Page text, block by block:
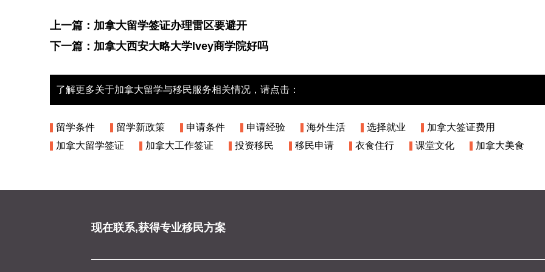
上一篇： 加拿大留学签证办理雷区要避开
下一篇： 加拿大西安大略大学lvey商学院好吗
了解更多关于加拿大留学与移民服务相关情况，请点击：
留学条件 留学新政策 申请条件 申请经验 海外生活 选择就业
加拿大签证费用
加拿大留学签证
加拿大工作签证 投资移民 移民申请 衣食住行 课堂文化 加拿大美食
现在联系,获得专业移民方案